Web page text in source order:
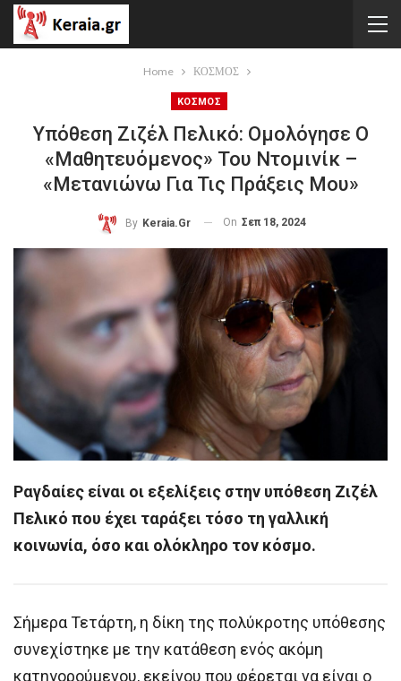
Home ΚΟΣΜΟΣ
ΚΟΣΜΟΣ
Υπόθεση Ζιζέλ Πελικό: Ομολόγησε Ο
«μαθητευόμενος» Του Ντομινίκ –
«Μετανιώνω Για Τις Πράξεις Μου»
By Keraia.gr On Σεπ 18, 2024
Ραγδαίες είναι οι εξελίξεις στην υπόθεση Ζιζέλ
Πελικό που έχει ταράξει τόσο τη γαλλική
κοινωνία, όσο και ολόκληρο τον κόσμο.
Σήμερα Τετάρτη, η δίκη της πολύκροτης υπόθεσης
συνεχίστηκε με την κατάθεση ενός ακόμη
κατηγορούμενου, εκείνου που φέρεται να είναι ο